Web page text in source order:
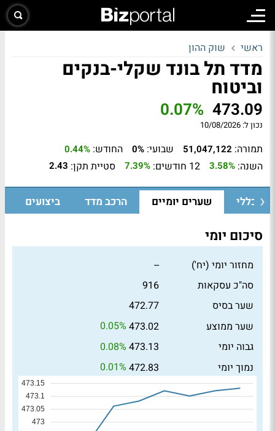
ראשי שוק ההון
מדד תל בונד שקלי-בנקים
וביטוח
473.09
0.07%
נכון ל: 10/08/2026
תמורה: 51,047,122 שבועי: 0% החודש: 0.44%
השנה: 3.58% 12 חודשים: 7.39% סטיית תקן: 2.43
כללי שערים יומיים הרכב מדד ביצועים
סיכום יומי
מחזור יומי (יח')
--
סה"כ עסקאות
916
שער בסיס
472.77
שער ממוצע
473.02
0.05%
גבוה יומי
473.13
0.08%
נמוך יומי
472.83
0.01%